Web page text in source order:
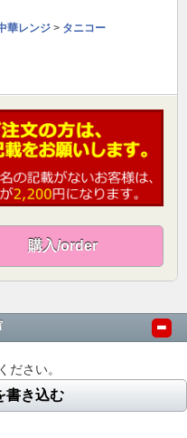
華レンジ > タニコー
購入/order
ださい。
書き込む